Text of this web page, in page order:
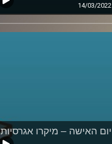
14/03/2022
יום האישה – מיקרו אגרסיות